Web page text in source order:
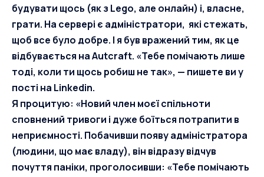
будувати щось (як з Lego, але онлайн) і, власне,
грати. На сервері є адміністратори, які стежать,
щоб все було добре. І я був вражений тим, як це
відбувається на Autcraft. «Тебе помічають лише
тоді, коли ти щось робиш не так», — пишете ви у
пості на Linkedin.
Я процитую: «Новий член моєї спільноти
сповнений тривоги і дуже боїться потрапити в
неприємності. Побачивши появу адміністратора
(людини, що має владу), він відразу відчув
почуття паніки, проголосивши: «Тебе помічають